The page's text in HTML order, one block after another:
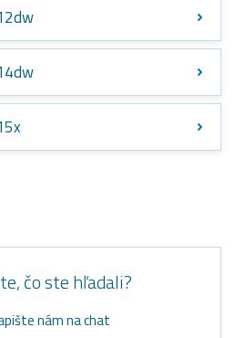
čo ste hľadali?
nám na chat